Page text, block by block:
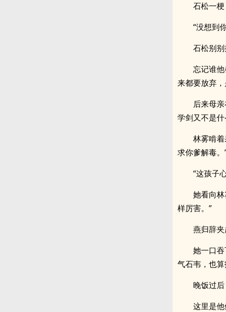
石松一
“没想到
石松别
忘记谁
来都要放弃，
后来母
学剑又不是
林雾啃
求你爹解毒。
“这孩子
她看向
样厉害。”
燕归辞
她一口
气石韦，也算
晚饭过
这里是